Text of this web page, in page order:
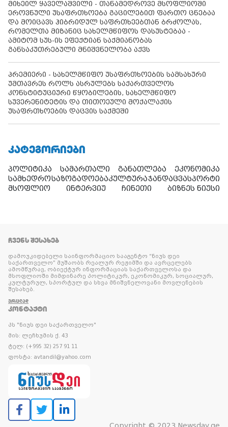
მიხეილ ყაველაშვილი - თანამედროვე მსოფლიოში
ეროვნული უსაფრთხოება გაცილებით ფართო ცნებაა
და მოიცავს ჰიბრიდულ საფრთხეებთან ბრძოლას,
რომელთა მიზანიც სახელმწიფოს დასუსტებაა -
ამიტომ სუს-ის ეფექტიან საქმიანობას
განსაკუთრებული მნიშვნელობა აქვს
პრემიერი - სახელმწიფო უსაფრთხოების სამსახური
უმთავრეს როლს ასრულებს საქართველოს
კონსტიტუციური წყობილების, სახელმწიფო
სუვერენიტეტის და თითოეული მოქალაქის
უსაფრთხოების დაცვის საქმეში
ᲙᲐᲢᲔᲒᲝᲠᲘᲔᲑᲘ
პოლიტიკა სამართალი განათლება
ეკონომიკა
სამხედროსაზოგადოებაკულტურაჯანდაცვასპორტი
მსოფლიო
ინტერვიუ ჩინეთი ბიზნეს ნიუსი
ᲩᲕᲔᲜᲡ ᲨᲔᲡᲐᲮᲔᲑ
დამოუკიდებელი საინფორმაციო სააგენტო “ნიუს დეი
საქართველო” მუშაობს რეალურ რეჟიმში და ავრცელებს
ამომწურავ, ობიექტურ ინფორმაციას საქართველოსა და
მსოფლიოში მიმდინარე პოლიტიკურ, ეკონომიკურ, სოციალურ,
კულტურულ, სპორტულ და სხვა მნიშვნელოვანი მოვლენების
შესახებ.
ᲕᲠᲪᲚᲐᲓ
ᲙᲝᲜᲢᲐᲥᲢᲘ
პს "ნიუს დეი საქართველო"
მის: ლეჩხუმის ქ. 43
ტელ: (+995 32) 257 91 11
ფოსტა: avtandil@yahoo.com